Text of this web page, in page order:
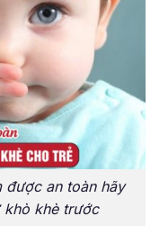
được an toàn hãy
khò khè trước